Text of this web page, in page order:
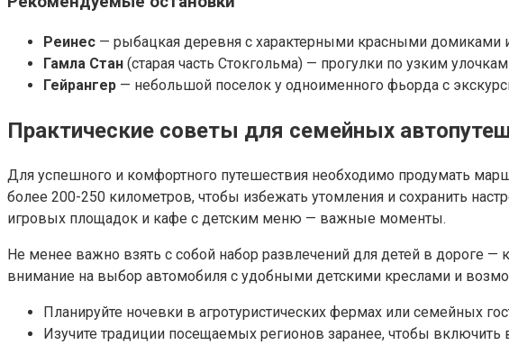
Реинес — рыбацкая деревня с характерными красными домиками
Гамла Стан (старая часть Стокгольма) — прогулки по узким
Гейрангер — небольшой поселок у одноименного фьорда с
Практические советы для семейных
Для успешного и комфортного путешествия необходимо продумать
более 200-250 километров, чтобы избежать утомления и сохранить
игровых площадок и кафе с детским меню — важные моменты.
Не менее важно взять с собой набор развлечений для детей в дороге —
внимание на выбор автомобиля с удобными детскими креслами и
Планируйте ночевки в агротуристических фермах или семейных
Изучите традиции посещаемых регионов заранее, чтобы